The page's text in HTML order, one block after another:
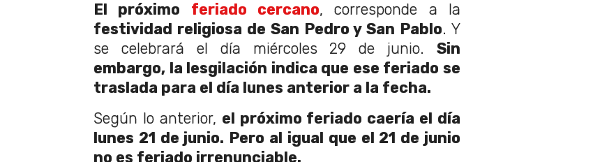
El próximo feriado cercano, corresponde a la
festividad religiosa de San Pedro y San Pablo. Y
se celebrará el día miércoles 29 de junio. Sin
embargo, la lesgilación indica que ese feriado se
traslada para el día lunes anterior a la fecha.
Según lo anterior, el próximo feriado caería el día
lunes 21 de junio. Pero al igual que el 21 de junio
no es feriado irrenunciable.